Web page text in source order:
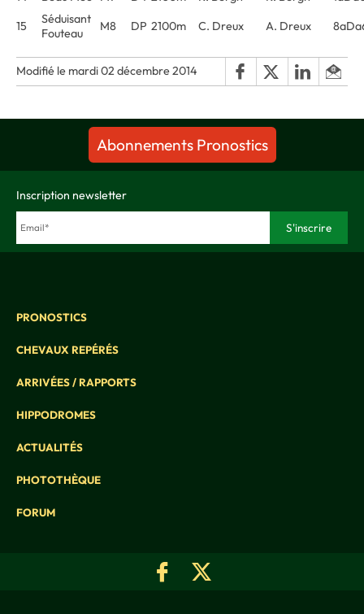
15
Séduisant
Fouteau
M8 DP 2100m C. Dreux A. Dreux
Modifié le mardi 02 décembre 2014
Abonnements Pronostics
Inscription newsletter
PRONOSTICS
CHEVAUX REPÉRÉS
ARRIVÉES / RAPPORTS
HIPPODROMES
ACTUALITÉS
PHOTOTHÈQUE
FORUM